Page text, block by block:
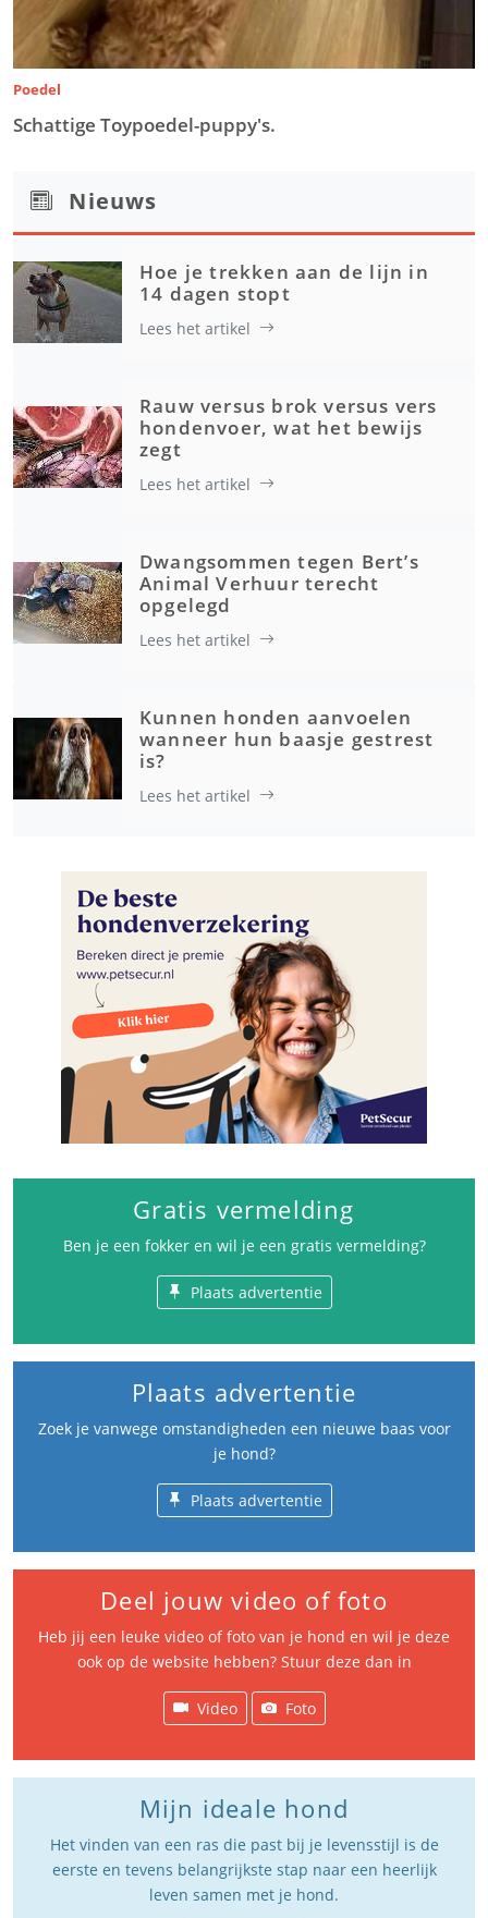
Poedel
Schattige Toypoedel-puppy's.
Nieuws
Hoe je trekken aan de lijn in
14 dagen stopt
Lees het artikel
Rauw versus brok versus vers
hondenvoer, wat het bewijs
zegt
Lees het artikel
Dwangsommen tegen Bert’s
Animal Verhuur terecht
opgelegd
Lees het artikel
Kunnen honden aanvoelen
wanneer hun baasje gestrest
is?
Lees het artikel
Gratis vermelding
Ben je een fokker en wil je een gratis vermelding?
Plaats advertentie
Plaats advertentie
Zoek je vanwege omstandigheden een nieuwe baas voor
je hond?
Plaats advertentie
Deel jouw video of foto
Heb jij een leuke video of foto van je hond en wil je deze
ook op de website hebben? Stuur deze dan in
Video Foto
Mijn ideale hond
Het vinden van een ras die past bij je levensstijl is de
eerste en tevens belangrijkste stap naar een heerlijk
leven samen met je hond.